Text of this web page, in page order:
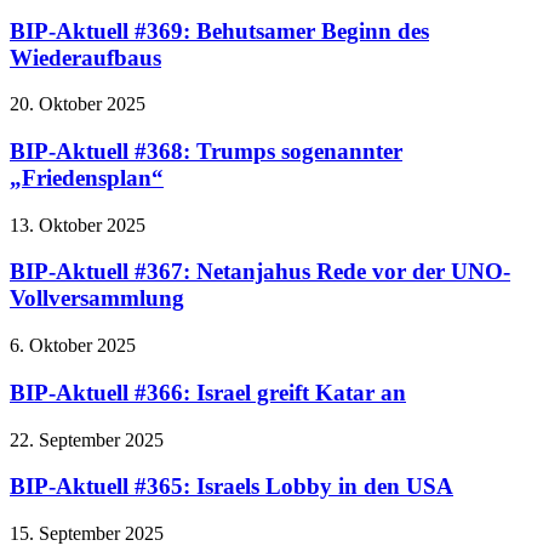
BIP-Aktuell #369: Behutsamer Beginn des
Wiederaufbaus
20. Oktober 2025
BIP-Aktuell #368: Trumps sogenannter
„Friedensplan“
13. Oktober 2025
BIP-Aktuell #367: Netanjahus Rede vor der UNO-
Vollversammlung
6. Oktober 2025
BIP-Aktuell #366: Israel greift Katar an
22. September 2025
BIP-Aktuell #365: Israels Lobby in den USA
15. September 2025